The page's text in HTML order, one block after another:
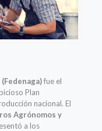
fue el
Plan
nacional. El
Agrónomos y
a los